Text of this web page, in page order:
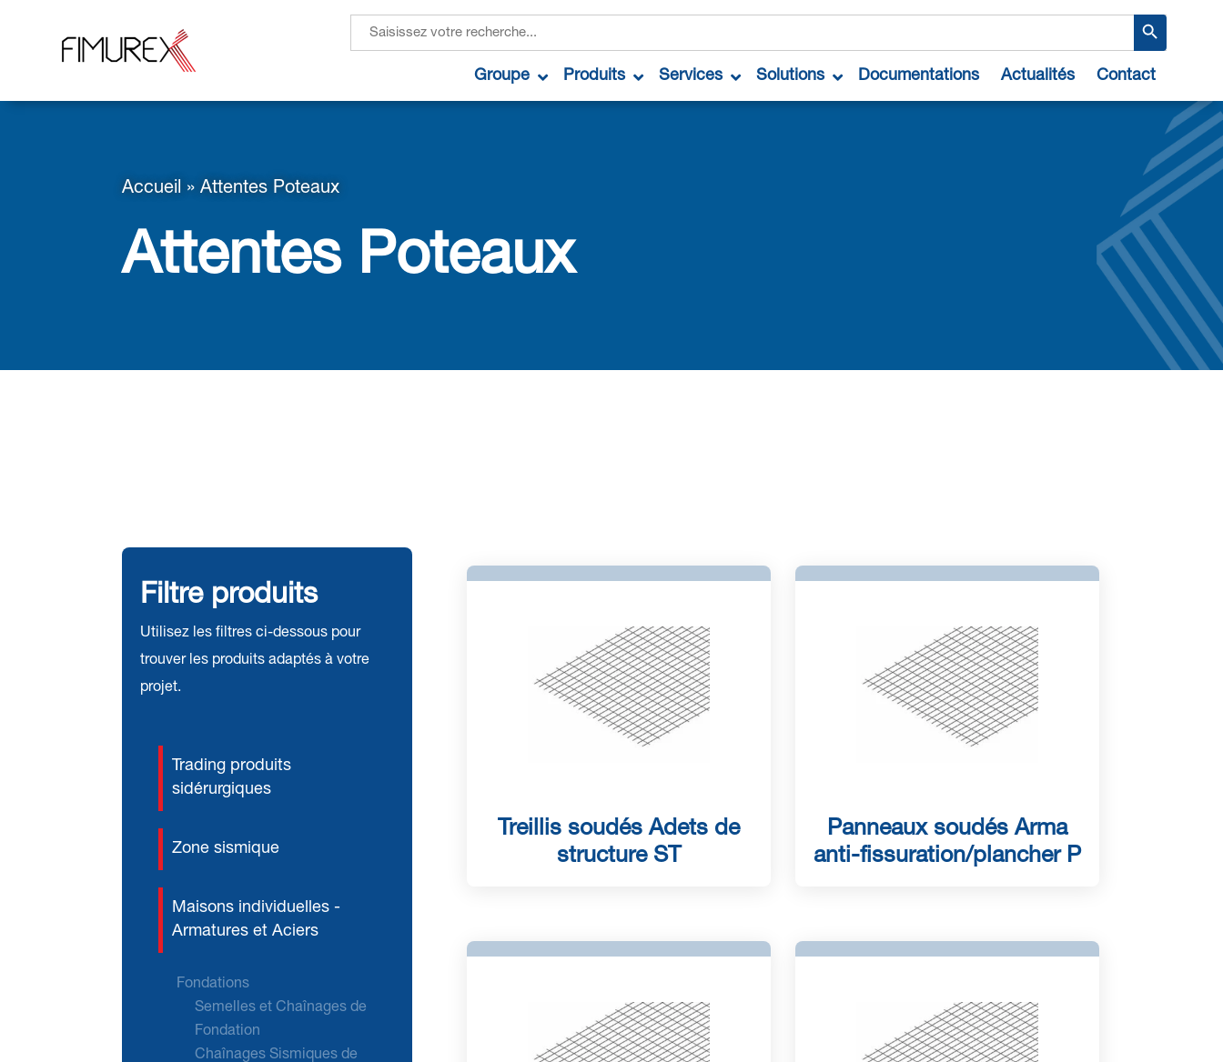
for:
Search Button
Groupe Produits Services Solutions Documentations Actualités Contact
Accueil »Attentes Poteaux
Attentes Poteaux
Filtre produits
Utilisez les filtres ci-dessous pour
trouver les produits adaptés à votre
projet.
Trading produits
sidérurgiques
Zone sismique
Maisons individuelles -
Armatures et Aciers
Fondations
Semelles et Chaînages de
Fondation
Chaînages Sismiques de
Treillis soudés Adets de
structure ST
Panneaux soudés Arma
anti-fissuration/plancher P